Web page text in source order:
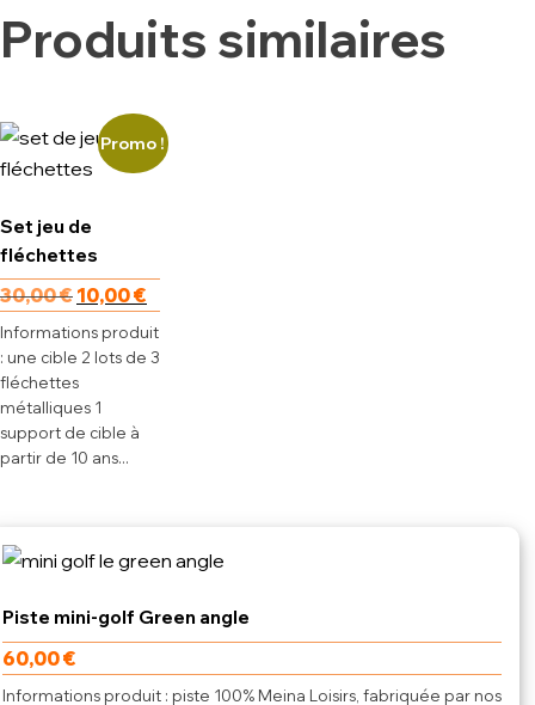
Produits similaires
Promo !
Set jeu de
fléchettes
30,00€ 10,00€
Informations produit
: une cible 2 lots de 3
fléchettes
métalliques 1
support de cible à
partir de 10 ans...
Piste mini-golf Green angle
60,00€
Informations produit : piste 100% Meina Loisirs, fabriquée par nos